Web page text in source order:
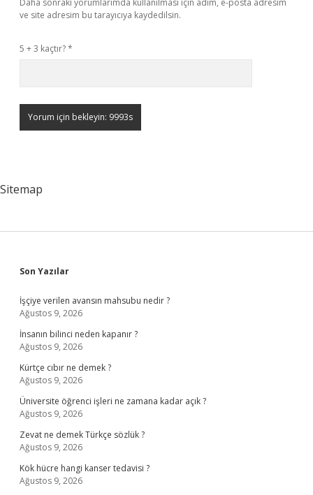
Daha sonraki yorumlarımda kullanılması için adım, e-posta adresim
ve site adresim bu tarayıcıya kaydedilsin.
5 + 3 kaçtır?*
Sitemap
Sidebar
Son Yazılar
İşçiye verilen avansın mahsubu nedir ?
Ağustos 9, 2026
İnsanın bilinci neden kapanır ?
Ağustos 9, 2026
Kürtçe cıbır ne demek ?
Ağustos 9, 2026
Üniversite öğrenci işleri ne zamana kadar açık ?
Ağustos 9, 2026
Zevat ne demek Türkçe sözlük ?
Ağustos 9, 2026
Kök hücre hangi kanser tedavisi ?
Ağustos 9, 2026